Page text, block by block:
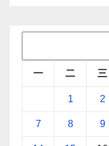
一 二 三
1 2
7 8 9